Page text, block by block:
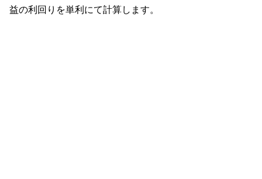
益の利回りを単利にて計算します。